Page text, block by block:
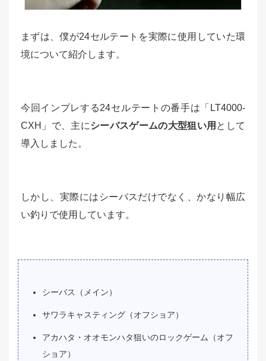
まずは、僕が24セルテートを実際に使用していた環
境について紹介します。
今回インプレする24セルテートの番手は「LT4000-
CXH」で、主にシーバスゲームの大型狙い用 として
導入しました。
しかし、実際にはシーバスだけでなく、かなり幅広
い釣りで使用しています。
シーバス（メイン）
サワラキャスティング（オフショア）
アカハタ・オオモンハタ狙いのロックゲーム（オフ
ショア）